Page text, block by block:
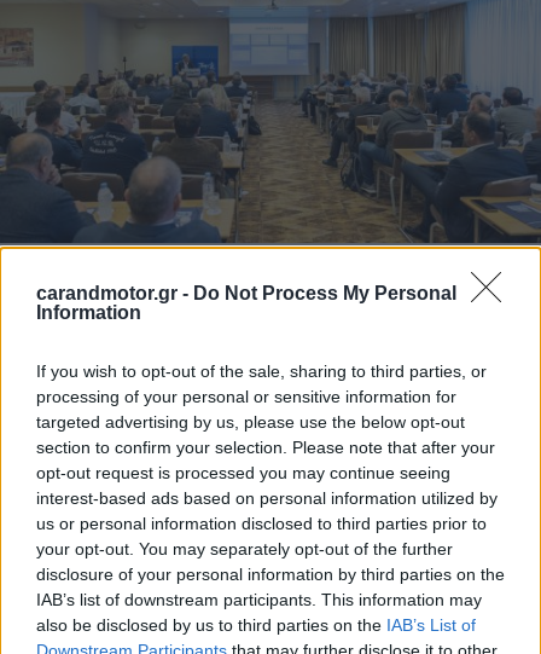
carandmotor.gr - Do Not Process My Personal
Information
If you wish to opt-out of the sale, sharing to third parties, or
processing of your personal or sensitive information for
targeted advertising by us, please use the below opt-out
section to confirm your selection. Please note that after your
opt-out request is processed you may continue seeing
interest-based ads based on personal information utilized by
us or personal information disclosed to third parties prior to
your opt-out. You may separately opt-out of the further
disclosure of your personal information by third parties on the
IAB’s list of downstream participants. This information may
also be disclosed by us to third parties on the IAB’s List of
Downstream Participants that may further disclose it to other
Στηνμακροχρόνια μίσθωσηο κύκλος εργασιών το 2023
είχε ξεπεράσει το
Ο μέσος κυβισμός του στόλου των αυτοκινήτων σε
ποσοστό 63%ήταν μεταξύ1.000 έως 1.500 κ.εκ.με την
συντριπτική πλειοψηφία34,8% να είναι υβριδικά και
plug-in hybridκαιηλεκτρικά,το32,7%να είναιdiesel
και το 32,5% βενζίνη.
Ο κλάδος των Επαγγελματικών Οχημάτων (LCV)
με την μελέτη του ΙΟΒΕ είχε τζίρο70 εκατ. ευρώτο